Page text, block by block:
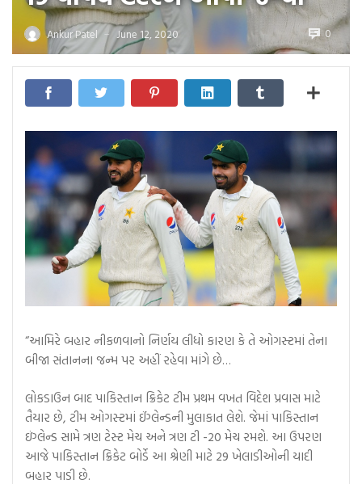
Ankur Patel — June 12, 2020 0
“આમિરે બહાર નીકળવાનો નિર્ણય લીધો કારણ કે તે ઓગસ્ટમાં તેના
બીજા સંતાનના જન્મ પર અહીં રહેવા માંગે છે…
લોકડાઉન બાદ પાકિસ્તાન ક્રિકેટ ટીમ પ્રથમ વખત વિદેશ પ્રવાસ માટે
તૈયાર છે, ટીમ ઓગસ્ટમાં ઈંગ્લેન્ડની મુલાકાત લેશે. જેમાં પાકિસ્તાન
ઇંગ્લેન્ડ સામે ત્રણ ટેસ્ટ મેચ અને ત્રણ ટી -20 મેચ રમશે. આ ઉપરણ
આજે પાકિસ્તાન ક્રિકેટ બોર્ડે આ શ્રેણી માટે 29 ખેલાડીઓની યાદી
બહાર પાડી છે.